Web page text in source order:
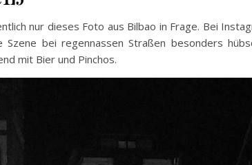
nur dieses Foto aus Bilbao in Frage. Bei
bei regennassen Straßen besonders
mit Bier und Pinchos.